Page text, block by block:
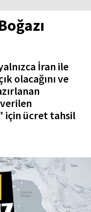
İran ile
olacağını ve
için ücret tahsil